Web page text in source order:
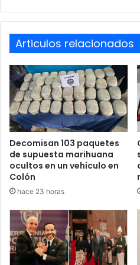
La agente Matamoros, según
hijos menores de edad,
tenía una hija residente en el
La Secretaría de Seguridad
ocurrido y aseguró que, si es
comunicado oficial ampliando
avancen las investigaciones.
“Lamentamos que estos
nuestra institución policial”,
Articulos relacionados
Decomisan 103 paquetes
de supuesta marihuana
ocultos en un vehículo en
Colón
hace 23 horas